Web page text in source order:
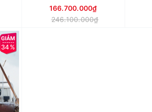
166.700.000₫
246.100.000₫
34%